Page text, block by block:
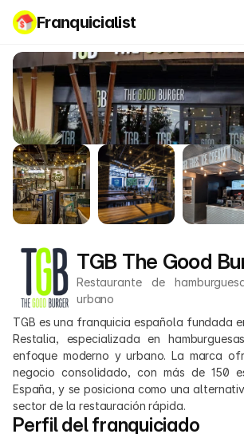
Franquicialist
TGB The Good
Restaurante de
urbano
TGB es una franquicia española fundada
Restalia, especializada en
enfoque moderno y urbano. La marca
negocio consolidado, con más de 150
España, y se posiciona como una
sector de la restauración rápida.​
Perfil del franquiciado